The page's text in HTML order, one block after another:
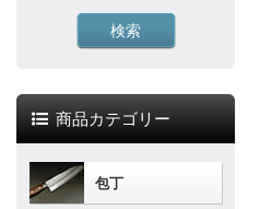
商品カテゴリー
包丁